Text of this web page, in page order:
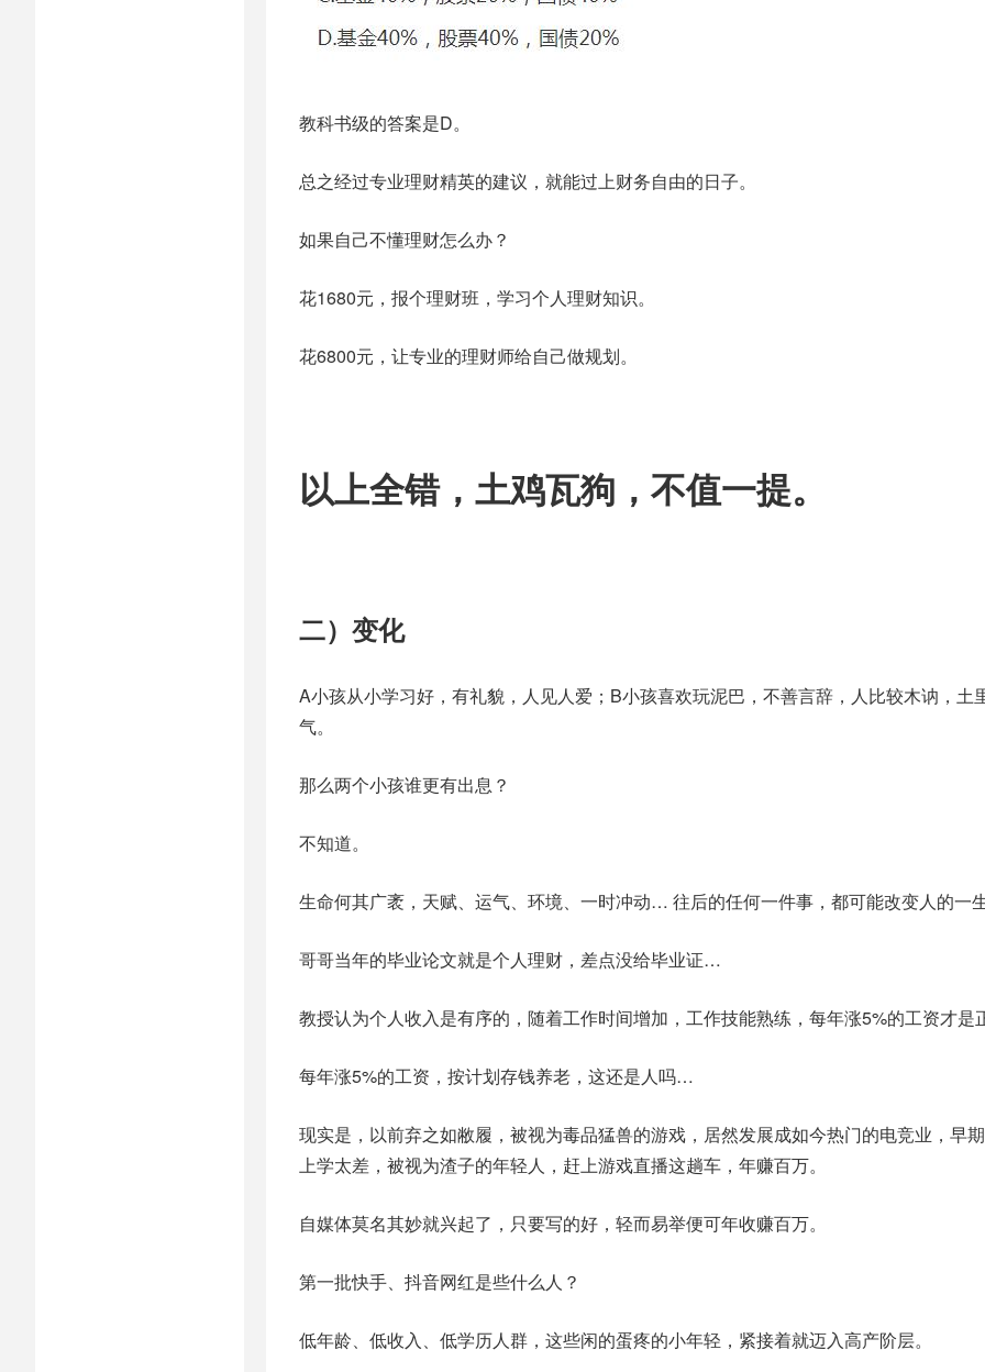
教科书级的答案是D。
总之经过专业理财精英的建议，就能过上财务自由的日子。
如果自己不懂理财怎么办？
花1680元，报个理财班，学习个人理财知识。
花6800元，让专业的理财师给自己做规划。
以上全错，土鸡瓦狗，不值一提。
二）变化
A小孩从小学习好，有礼貌，人见人爱；B小孩喜欢玩泥巴，不善言辞，人比较木讷，土
气。
那么两个小孩谁更有出息？
不知道。
生命何其广袤，天赋、运气、环境、一时冲动… 往后的任何一件事，都可能改变人的一
哥哥当年的毕业论文就是个人理财，差点没给毕业证…
教授认为个人收入是有序的，随着工作时间增加，工作技能熟练，每年涨5%的工资才是
每年涨5%的工资，按计划存钱养老，这还是人吗…
现实是，以前弃之如敝履，被视为毒品猛兽的游戏，居然发展成如今热门的电竞业，早
上学太差，被视为渣子的年轻人，赶上游戏直播这趟车，年赚百万。
自媒体莫名其妙就兴起了，只要写的好，轻而易举便可年收赚百万。
第一批快手、抖音网红是些什么人？
低年龄、低收入、低学历人群，这些闲的蛋疼的小年轻，紧接着就迈入高产阶层。